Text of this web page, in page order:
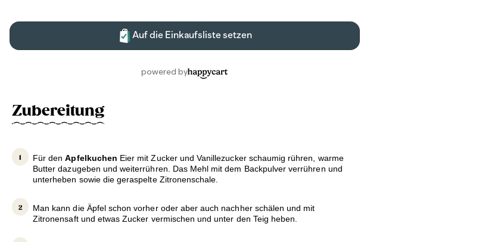
Zubereitung
Für denApfelkuchen Eier mit Zucker und Vanillezucker schaumig rühren, warme
Butter dazugeben und weiterrühren. Das Mehl mit dem Backpulver verrühren und
unterheben sowie die geraspelte Zitronenschale.
Man kann die Äpfel schon vorher oder aber auch nachher schälen und mit
Zitronensaft und etwas Zucker vermischen und unter den Teig heben.